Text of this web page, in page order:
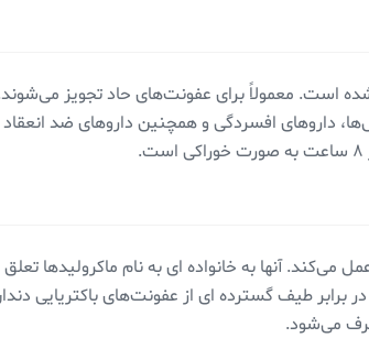
است. معمولاً برای عفونت‌های حاد تجویز
دارو‌های افسردگی و همچنین داروهای ضد
آنها به خانواده ای به نام ماکرولیدها تعلق
برابر طیف گسترده ای از عفونت‌های باکتریایی